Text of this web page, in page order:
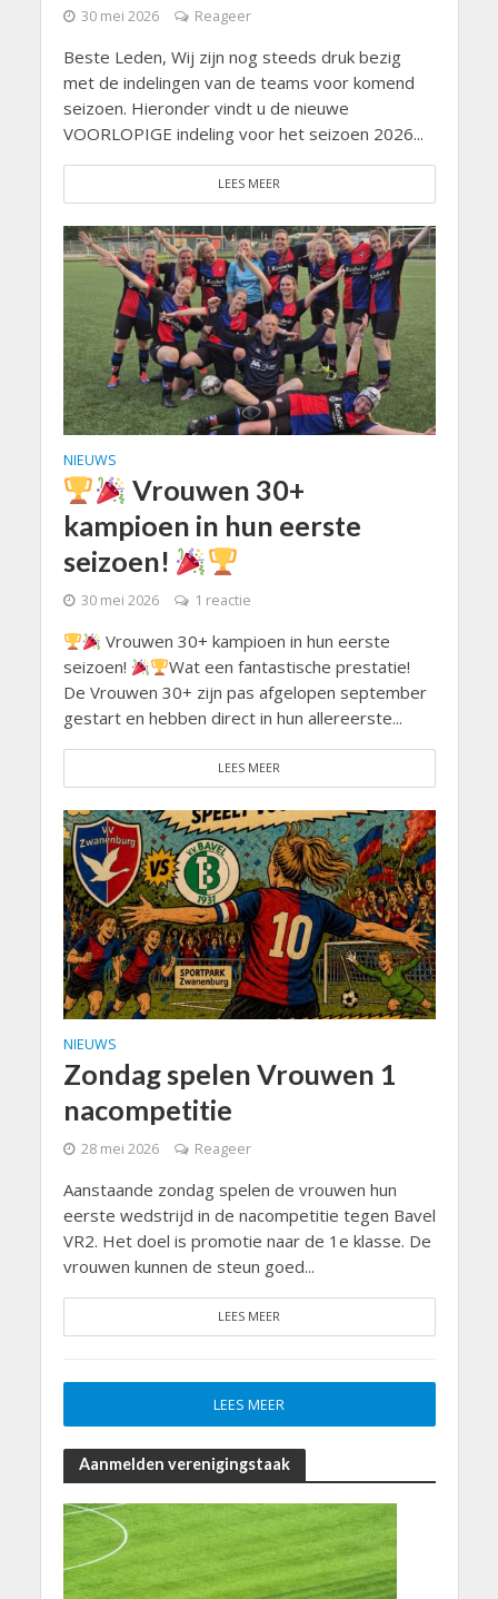
30 mei 2026 Reageer
Beste Leden, Wij zijn nog steeds druk bezig
met de indelingen van de teams voor komend
seizoen. Hieronder vindt u de nieuwe
VOORLOPIGE indeling voor het seizoen 2026...
LEES MEER
NIEUWS
Vrouwen 30+
kampioen in hun eerste
seizoen!
30 mei 2026 1 reactie
Vrouwen 30+ kampioen in hun eerste
seizoen!
Wat een fantastische prestatie!
De Vrouwen 30+ zijn pas afgelopen september
gestart en hebben direct in hun allereerste...
LEES MEER
NIEUWS
Zondag spelen Vrouwen 1
nacompetitie
28 mei 2026 Reageer
Aanstaande zondag spelen de vrouwen hun
eerste wedstrijd in de nacompetitie tegen Bavel
VR2. Het doel is promotie naar de 1e klasse. De
vrouwen kunnen de steun goed...
LEES MEER
LEES MEER
Aanmelden verenigingstaak